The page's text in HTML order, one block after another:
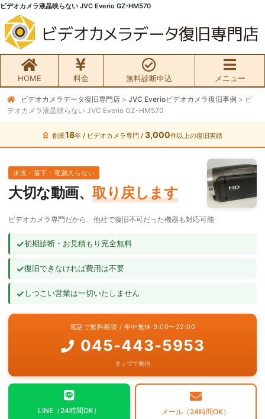
ビデオカメラ液晶映らない JVC Everio GZ-HM570
HOME 料金 無料診断申込 メニュー
無料初期診断お申込み
ビデオカメラ データ復旧HOME
料金・メニュー
サービスの流れ
よくあるご質問
ビデオカメラデータ復旧専門店 > JVC Everioビデオカメラ復旧事例 > ビ
デオカメラ液晶映らない JVC Everio GZ-HM570
創業18年 / ビデオカメラ専門 / 3,000件以上の復旧実績
水没・落下・電源入らない
大切な動画、 取り戻します
ビデオカメラ専門だから、他社で復旧不可だった機器も対応可能
✓初期診断・お見積もり完全無料
✓復旧できなければ費用は不要
✓しつこい営業は一切いたしません
電話で無料相談 / 年中無休 9:00〜22:00
045-443-5953
タップで発信
LINE（24時間OK） メール（24時間OK）